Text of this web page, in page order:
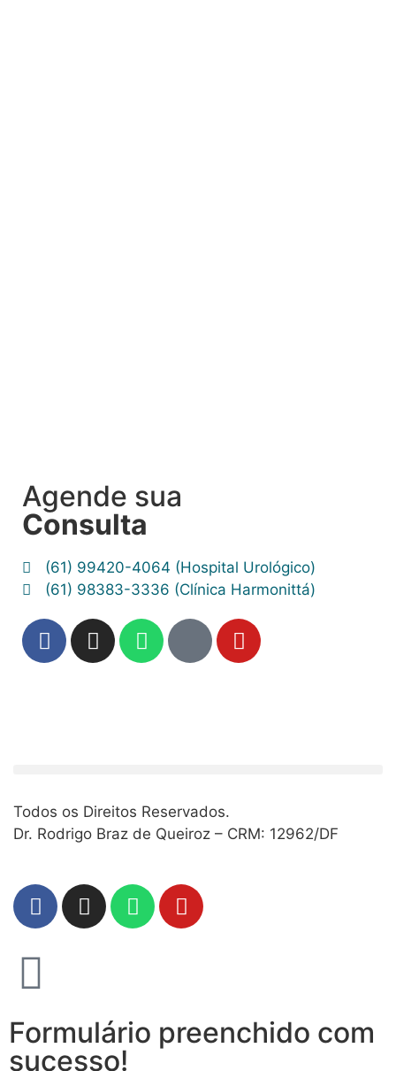
Agende sua
Consulta
(61) 99420-4064 (Hospital Urológico)
(61) 98383-3336 (Clínica Harmonittá)
Todos os Direitos Reservados.
Dr. Rodrigo Braz de Queiroz – CRM: 12962/DF
Formulário preenchido com
sucesso!